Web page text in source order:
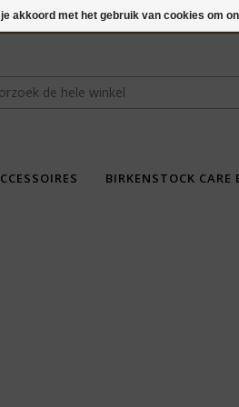
BIRKENSTOCK CARE
akkoord met het gebruik van cookies om